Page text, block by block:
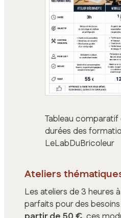
Tableau
durées des
LeLabDuBricoleur
Ateliers
Les ateliers de 3 heures
parfaits pour des